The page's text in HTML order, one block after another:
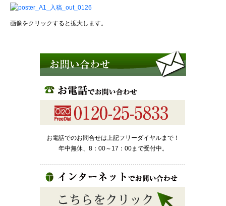
画像をクリックすると拡大します。
お電話でのお問合せは上記フリーダイヤルまで！
年中無休、8：00～17：00まで受付中。